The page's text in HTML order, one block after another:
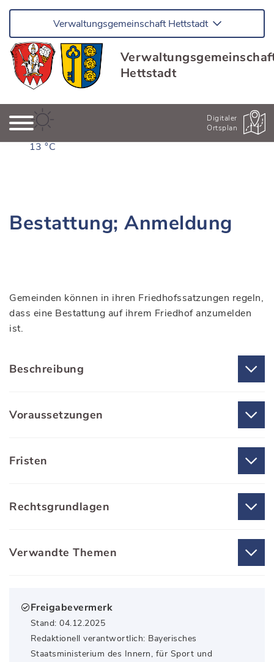
Verwaltungsgemeinschaft Hettstadt
Hettstadt
13 °C
Digitaler
Ortsplan
Bestattung; Anmeldung
Gemeinden können in ihren Friedhofssatzungen regeln,
dass eine Bestattung auf ihrem Friedhof anzumelden
ist.
Beschreibung
Voraussetzungen
Fristen
Rechtsgrundlagen
Verwandte Themen
Freigabevermerk
Stand: 04.12.2025
Redaktionell verantwortlich: Bayerisches
Staatsministerium des Innern, für Sport und